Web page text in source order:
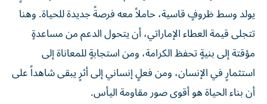
يولد وسط ظروفٍ قاسية، حاملاً معه فرصةً جديدة للحياة. وهنا
تتجلى قيمة العطاء الإماراتي، أن يتحول الدعم من مساعدةٍ
مؤقتة إلى بنيةٍ تحفظ الكرامة، ومن استجابةٍ للمعاناة إلى
استثمارٍ في الإنسان، ومن فعلٍ إنساني إلى أثرٍ يبقى شاهداً على
أن بناء الحياة هو أقوى صور مقاومة اليأس.